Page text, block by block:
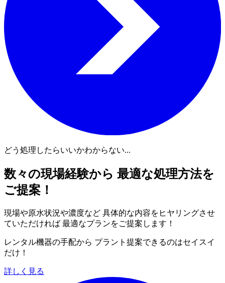
どう処理したらいいかわからない...
数々の現場経験から 最適な処理方法を
ご提案！
現場や原水状況や濃度など 具体的な内容をヒヤリングさせ
ていただければ 最適なプランをご提案します！
レンタル機器の手配から プラント提案できるのはセイスイ
だけ！
詳しく見る